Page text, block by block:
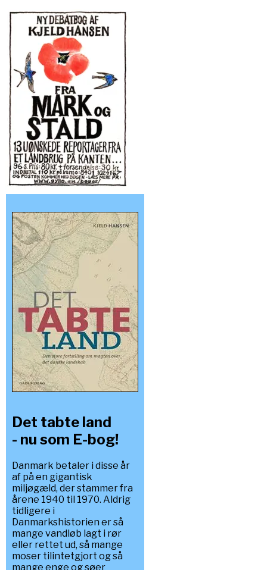
Det tabte land
- nu som E-bog!
Danmark betaler i disse år
af på en gigantisk
miljøgæld, der stammer fra
årene 1940 til 1970. Aldrig
tidligere i
Danmarkshistorien er så
mange vandløb lagt i rør
eller rettet ud, så mange
moser tilintetgjort og så
mange enge og søer